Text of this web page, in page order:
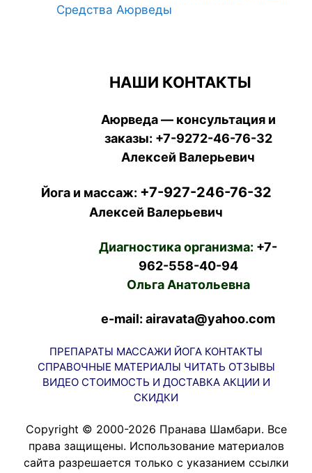
Средства Аюрведы
НАШИ КОНТАКТЫ
Аюрведа — консультация и
заказы: +7-9272-46-76-32
Алексей Валерьевич
Йога и массаж: +7-927-246-76-32
Алексей Валерьевич
Диагностика организма: +7-
962-558-40-94
Ольга Анатольевна
e-mail: airavata@yahoo.com
ПРЕПАРАТЫ МАССАЖИ ЙОГА КОНТАКТЫ
СПРАВОЧНЫЕ МАТЕРИАЛЫ ЧИТАТЬ ОТЗЫВЫ
ВИДЕО СТОИМОСТЬ И ДОСТАВКА АКЦИИ И
СКИДКИ
Copyright © 2000-2026 Пранава Шамбари. Все
права защищены. Использование материалов
сайта разрешается только с указанием ссылки